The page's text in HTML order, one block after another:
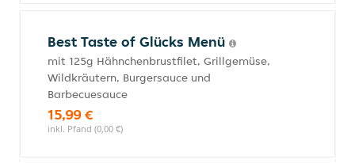
Best Taste of Glücks Menü
mit 125g Hähnchenbrustfilet, Grillgemüse,
Wildkräutern, Burgersauce und
Barbecuesauce
15,99 €
inkl. Pfand (0,00 €)